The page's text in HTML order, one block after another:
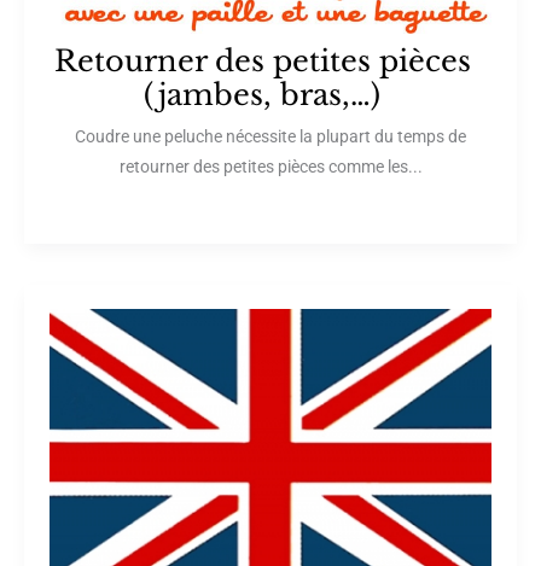
Retourner des petites pièces
(jambes, bras,…)
Coudre une peluche nécessite la plupart du temps de
retourner des petites pièces comme les...